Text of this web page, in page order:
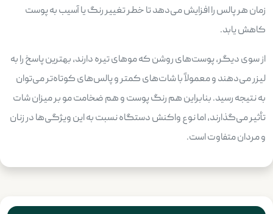
زمان هر پالس را افزایش می‌دهد تا خطر تغییر رنگ یا آسیب به پوست
کاهش یابد.
از سوی دیگر، پوست‌های روشن که موهای تیره دارند، بهترین پاسخ را به
لیزر می‌دهند و معمولاً با شات‌های کمتر و پالس‌های کوتاه‌تر می‌توان
به نتیجه رسید. بنابراین هم رنگ پوست و هم ضخامت مو بر میزان شات
تأثیر می‌گذارند، اما نوع واکنش دستگاه نسبت به این ویژگی‌ها در زنان
و مردان متفاوت است.